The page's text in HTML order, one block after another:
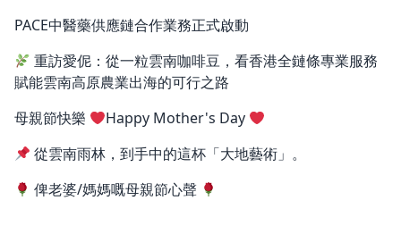
PACE中醫藥供應鏈合作業務正式啟動
重訪愛伲：從一粒雲南咖啡豆，看香港全鏈條專業服務
賦能雲南高原農業出海的可行之路
母親節快樂
Happy Mother's Day
從雲南雨林，到手中的這杯「大地藝術」。
俾老婆/媽媽嘅母親節心聲